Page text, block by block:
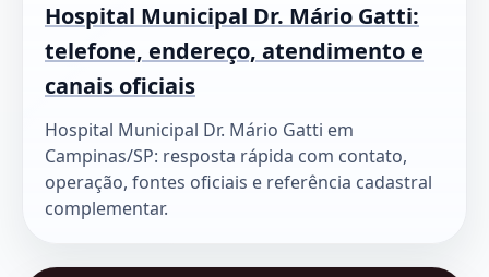
Hospital Municipal Dr. Mário Gatti:
telefone, endereço, atendimento e
canais oficiais
Hospital Municipal Dr. Mário Gatti em
Campinas/SP: resposta rápida com contato,
operação, fontes oficiais e referência cadastral
complementar.